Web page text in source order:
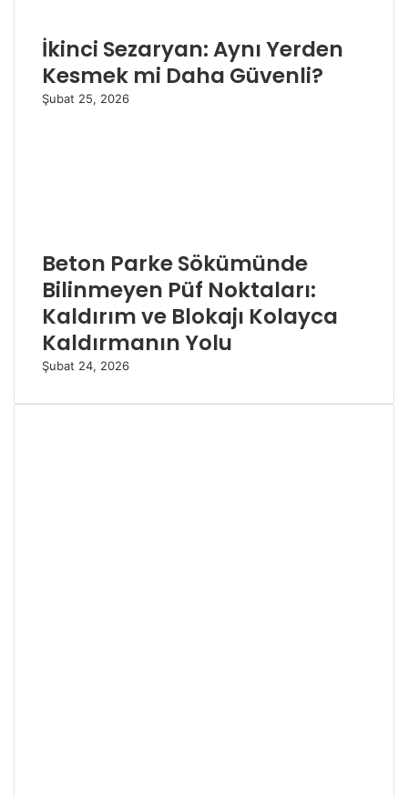
İkinci Sezaryan: Aynı Yerden
Kesmek mi Daha Güvenli?
Şubat 25, 2026
Beton Parke Sökümünde
Bilinmeyen Püf Noktaları:
Kaldırım ve Blokajı Kolayca
Kaldırmanın Yolu
Şubat 24, 2026